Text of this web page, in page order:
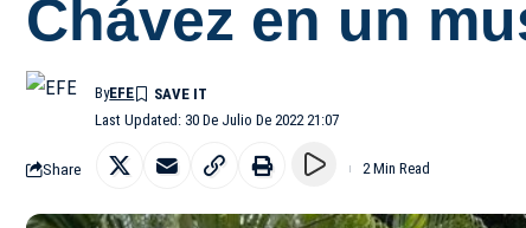
Chávez en un
Last Updated: 30 De Julio De 2022 21:07
ByEFE
Share 2 Min Read